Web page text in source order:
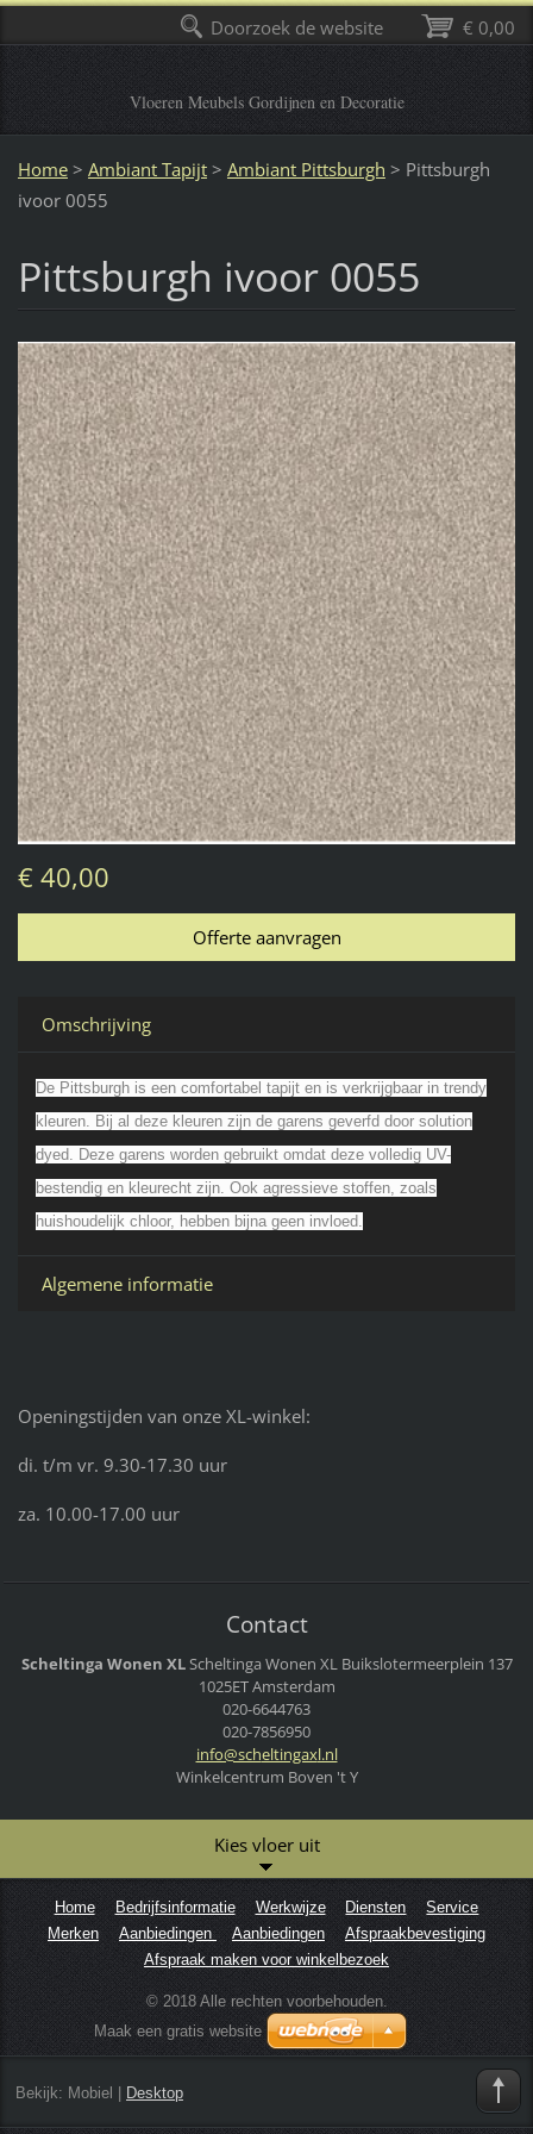
Vloeren Meubels Gordijnen en Decoratie
Home > Ambiant Tapijt > Ambiant Pittsburgh > Pittsburgh
ivoor 0055
Pittsburgh ivoor 0055
€ 40,00
Omschrijving
De Pittsburgh is een comfortabel tapijt en is verkrijgbaar in trendy
kleuren. Bij al deze kleuren zijn de garens geverfd door solution
dyed. Deze garens worden gebruikt omdat deze volledig UV-
bestendig en kleurecht zijn. Ook agressieve stoffen, zoals
huishoudelijk chloor, hebben bijna geen invloed.
Algemene informatie
Openingstijden van onze XL-winkel:
di. t/m vr. 9.30-17.30 uur
za. 10.00-17.00 uur
Contact
Scheltinga Wonen XLScheltinga Wonen XLBuikslotermeerplein 137
1025ET Amsterdam
020-6644763
020-7856950
info@scheltingaxl.nl
Winkelcentrum Boven 't Y
Kies vloer uit
Home Bedrijfsinformatie Werkwijze Diensten
Service
Merken
Aanbiedingen Aanbiedingen
Afspraakbevestiging
Afspraak maken voor winkelbezoek
© 2018 Alle rechten voorbehouden.
Maak een gratis website
Bekijk: Mobiel Desktop
€ 0,00
Doorzoek de website